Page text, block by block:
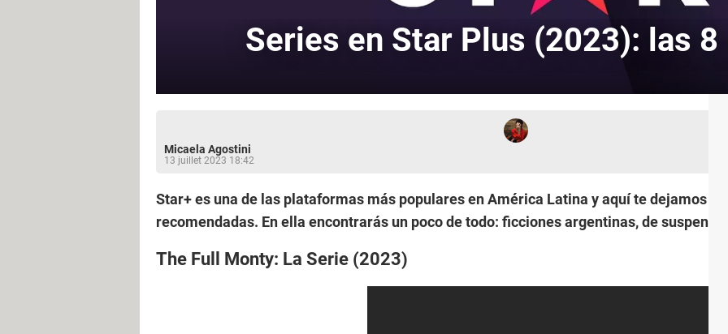
Series en Star Plus (2023): las
Micaela Agostini
13 juillet 2023 18:42
Star+ es una de las plataformas más populares en América Latina y aquí te dejamos la
recomendadas. En ella encontrarás un poco de todo: ficciones argentinas, de suspenso,
The Full Monty: La Serie (2023)